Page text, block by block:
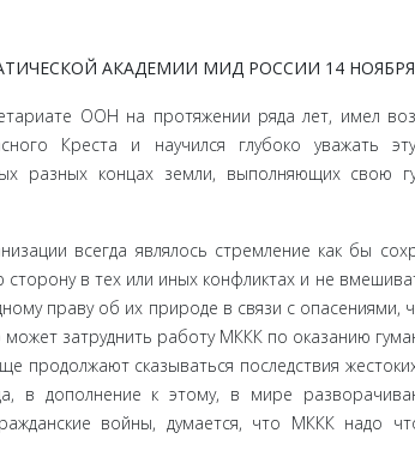
АКАДЕМИИ МИД РОССИИ 14 НОЯБРЯ
ООН на протяжении ряда лет, имел
Креста и научился глубоко уважать
разных концах земли, вы­полняющих свою
всегда являлось стремление как бы
сторону в тех или иных конфликтах и не
праву об их природе в связи с
может за­труднить работу МККК по оказанию
продол­жают сказываться последствия
в дополнение к этому, в мире
войны, дума­ется, что МККК надо